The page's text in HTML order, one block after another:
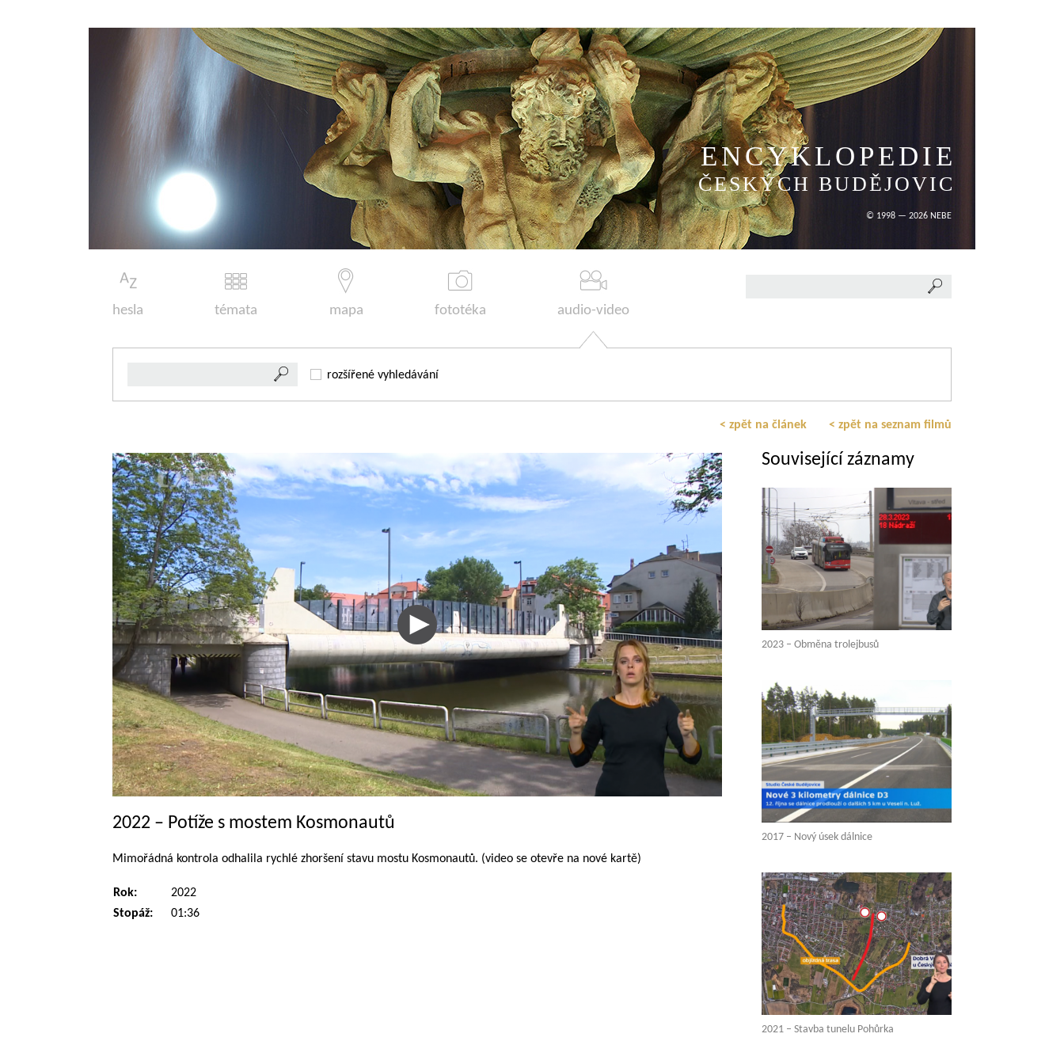
ENCYKLOPEDIE
ČESKÝCH BUDĚJOVIC
© 1998 — 2026 NEBE
hesla témata mapa fototéka audio-video
rozšířené vyhledávání
< zpět na článek < zpět na seznam filmů
2022 – Potíže s mostem Kosmonautů
Mimořádná kontrola odhalila rychlé zhoršení stavu mostu Kosmonautů. (video se otevře na nové kartě)
Rok:
2022
Stopáž:
01:36
Související záznamy
2023 – Obměna trolejbusů
2017 – Nový úsek dálnice
2021 – Stavba tunelu Pohůrka